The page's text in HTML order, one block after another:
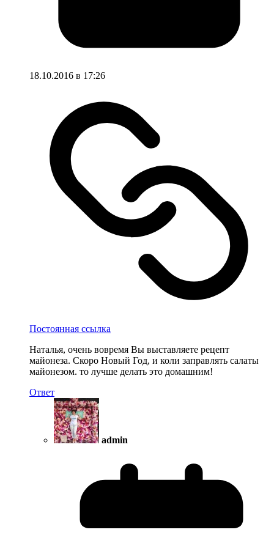
18.10.2016 в 17:26
Постоянная ссылка
Наталья, очень вовремя Вы выставляете рецепт
майонеза. Скоро Новый Год, и коли заправлять салаты
майонезом. то лучше делать это домашним!
Ответ
admin